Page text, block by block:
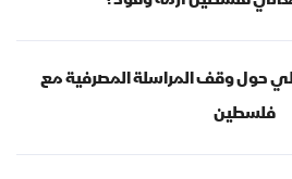
حول وقف المراسلة المصرفية مع
فلسطين